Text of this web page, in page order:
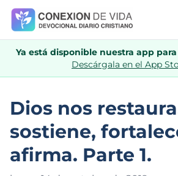
Ya está disponible nuestra app
Descárgala en el App
Dios nos
sostiene,
afirma. Parte 1.